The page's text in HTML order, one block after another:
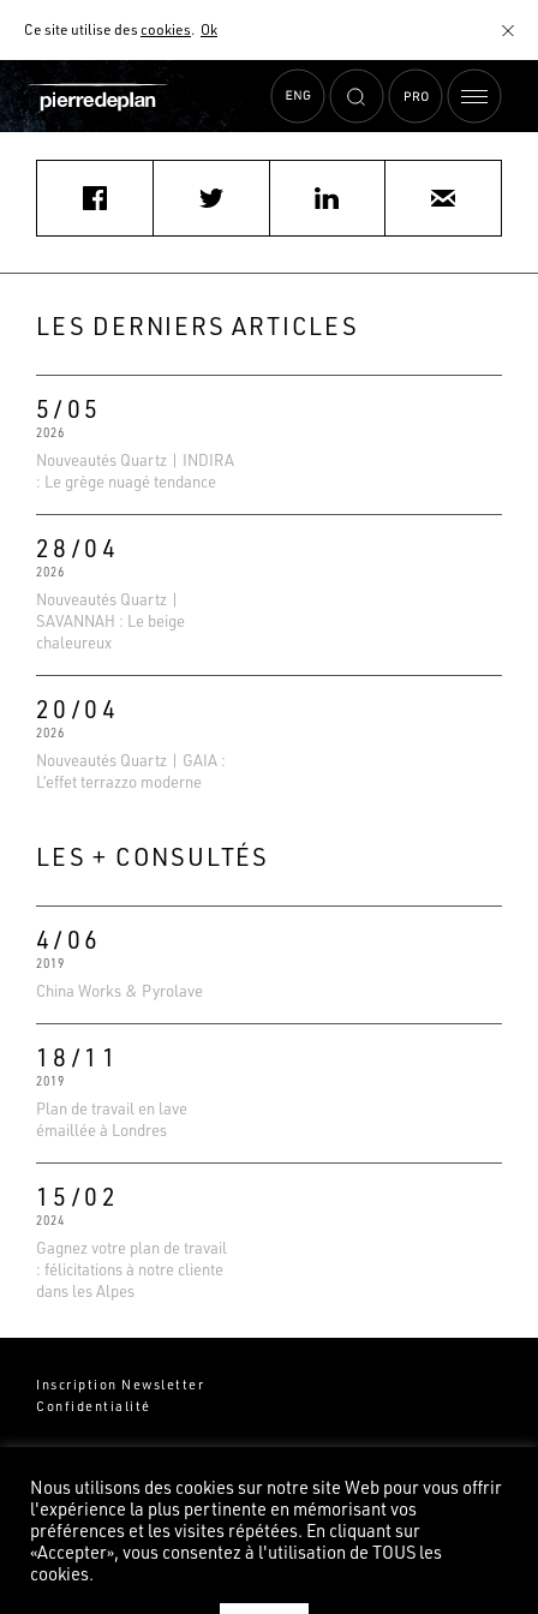
Ce site utilise descookies. Ok
AIDE AU CHOIX
Accueil Actualités jrcho@joindesign.co.kr
LES DERNIERS ARTICLES
5/05
2026
Nouveautés Quartz | INDIRA
: Le grège nuagé tendance
28/04
2026
Nouveautés Quartz |
SAVANNAH : Le beige
chaleureux
20/04
2026
Nouveautés Quartz | GAIA :
L’effet terrazzo moderne
LES + CONSULTÉS
4/06
2019
China Works & Pyrolave
18/11
2019
Plan de travail en lave
émaillée à Londres
15/02
2024
Gagnez votre plan de travail
: félicitations à notre cliente
dans les Alpes
Inscription Newsletter
Confidentialité
Groupe Pierredeplan
82100 Castelsarrasin
4.6
Nous utilisons des cookies sur notre site Web pour vous offrir
l'expérience la plus pertinente en mémorisant vos
préférences et les visites répétées. En cliquant sur
«Accepter», vous consentez à l'utilisation de TOUS les
cookies.